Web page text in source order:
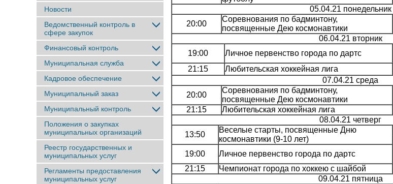
Новости
Ведомственный контроль в
сфере закупок
Финансовый контроль
Муниципальная служба
Кадровое обеспечение
Муниципальный заказ
Муниципальный контроль
Положения о закупках
муниципальных организаций
Реестр государственных и
муниципальных услуг
Регламенты предоставления
муниципальных услуг
05.04.21 понедельник
20:00
Соревнования по бадминтону,
посвященные Дею космонавтики
06.04.21 вторник
19:00
Личное первенство города по дартс
21:15
Любительская хоккейная лига
07.04.21 среда
20:00
Соревнования по бадминтону,
посвященные Дею космонавтики
21:15
Любительская хоккейная лига
08.04.21 четверг
13:50
Веселые старты, посвященные Дню
космонавтики (9-10 лет)
19:00 Личное первенство города по дартс
21:15
Чемпионат города по хоккею с шайбой
09.04.21 пятница